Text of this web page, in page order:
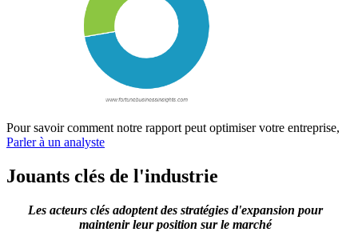
Pour savoir comment notre rapport peut optimiser votre entreprise,
Parler à un analyste
Jouants clés de l'industrie
Les acteurs clés adoptent des stratégies d'expansion pour
maintenir leur position sur le marché